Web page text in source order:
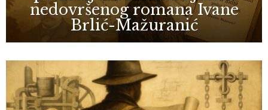
nedovršenog romana Ivane
Brlić-Mažuranić